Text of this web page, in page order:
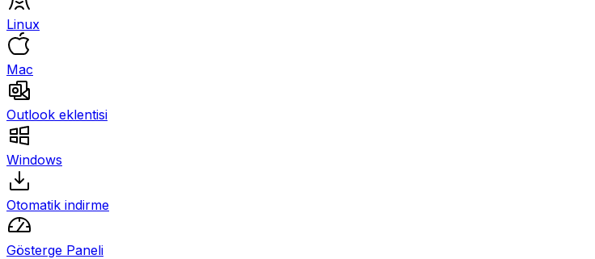
Linux
Mac
Outlook eklentisi
Windows
Otomatik indirme
Gösterge Paneli